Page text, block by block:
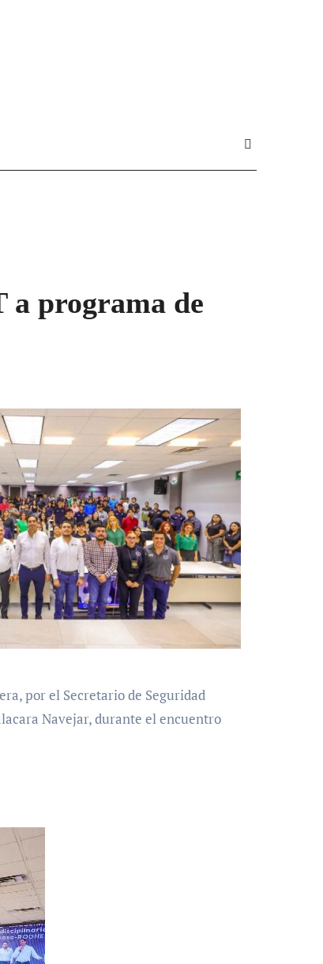
a programa de
por el Secretario de Seguridad
Navejar, durante el encuentro